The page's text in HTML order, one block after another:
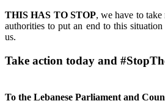
THIS HAS TO STOP, we have to
authorities to put an end to this
us.
Take action today and
To the Lebanese Parliament and